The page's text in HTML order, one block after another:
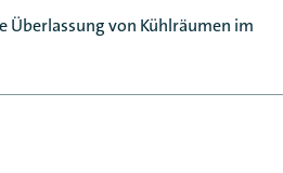
Überlassung von Kühlräumen im